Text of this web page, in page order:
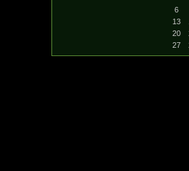
6
13
20
27